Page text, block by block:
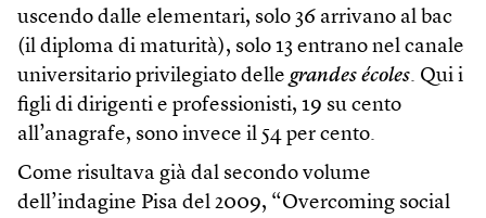
uscendo dalle elementari, solo 36 arrivano al bac
(il diploma di maturità), solo 13 entrano nel canale
universitario privilegiato delle grandes écoles. Qui i
figli di dirigenti e professionisti, 19 su cento
all’anagrafe, sono invece il 54 per cento.
Come risultava già dal secondo volume
dell’indagine Pisa del 2009, “Overcoming social